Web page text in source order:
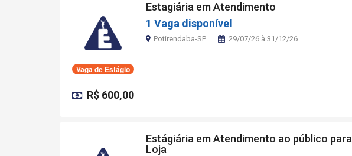
Vaga de Estágio
Estagiária em Atendimento
1 Vaga disponível
Potirendaba-SP 29/07/26 à 31/12/26
R$ 600,00
Estágiária em Atendimento ao público para
Loja